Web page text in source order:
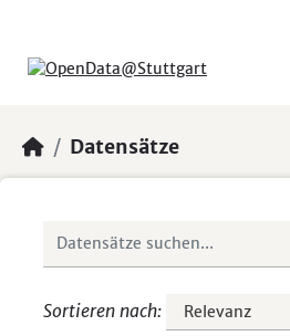
Datensätze
Sortieren nach